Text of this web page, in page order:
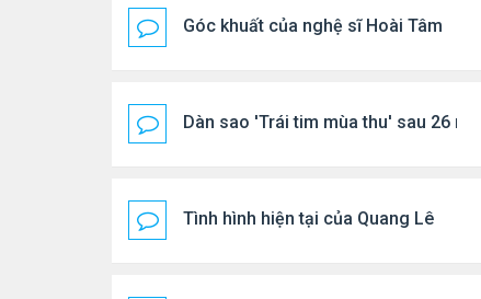
Góc khuất của nghệ sĩ Hoài Tâm
Dàn sao 'Trái tim mùa thu' sau 26 năm
Tình hình hiện tại của Quang Lê